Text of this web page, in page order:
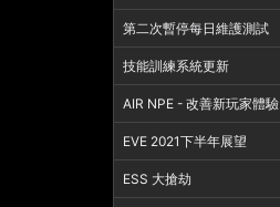
第二次暫停每日維護測試
技能訓練系統更新
AIR NPE - 改善新玩家體驗
EVE 2021下半年展望
ESS 大搶劫